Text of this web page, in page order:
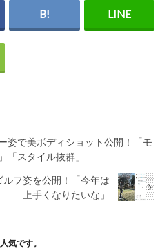
姿で美ボディショット公開！「モ
「スタイル抜群」
フ姿を公開！「今年は
上手くなりたいな」
気です。